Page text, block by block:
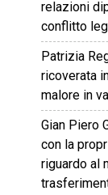
relazioni
conflitto
Patrizia
ricoverata
malore in
Gian Piero
con la
riguardo al